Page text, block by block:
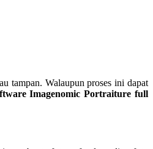
tampan. Walaupun proses ini dapat
Imagenomic Portraiture full